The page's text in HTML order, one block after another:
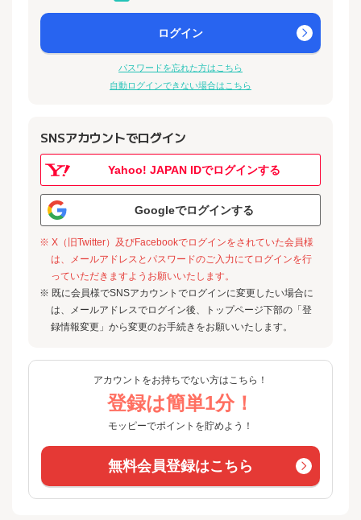
ログイン
パスワードを忘れた方はこちら
自動ログインできない場合はこちら
SNSアカウントでログイン
Yahoo! JAPAN IDでログインする
Googleでログインする
※ X（旧Twitter）及びFacebookでログインをされていた会員様
は、メールアドレスとパスワードのご入力にてログインを行
っていただきますようお願いいたします。
※ 既に会員様でSNSアカウントでログインに変更したい場合に
は、メールアドレスでログイン後、トップページ下部の「登
録情報変更」から変更のお手続きをお願いいたします。
アカウントをお持ちでない方はこちら！
登録は簡単1分！
モッピーでポイントを貯めよう！
無料会員登録はこちら